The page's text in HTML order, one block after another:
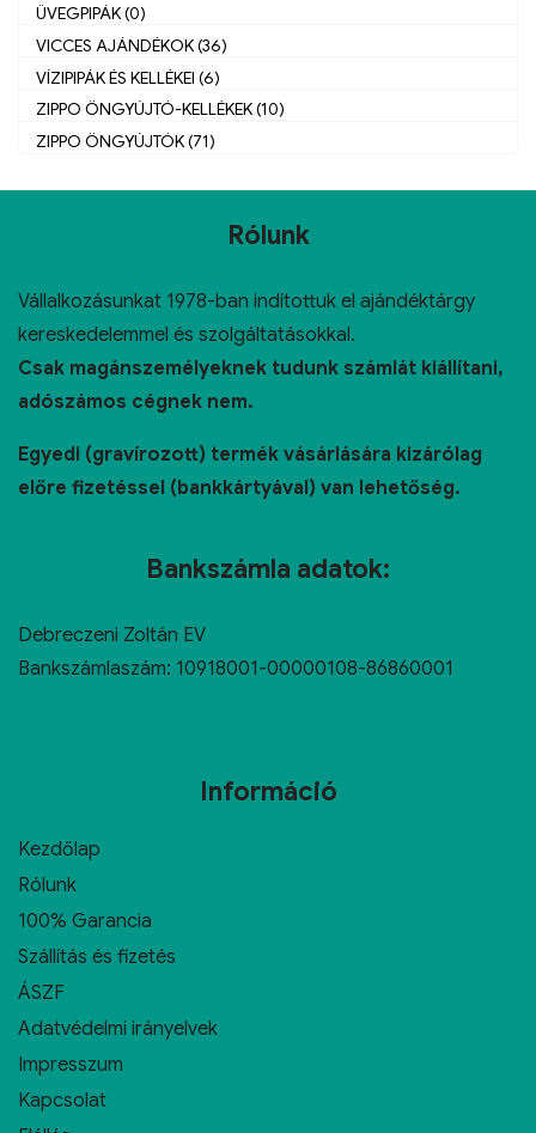
ÜVEGPIPÁK (0)
VICCES AJÁNDÉKOK (36)
VÍZIPIPÁK ÉS KELLÉKEI (6)
ZIPPO ÖNGYÚJTÓ-KELLÉKEK (10)
ZIPPO ÖNGYÚJTÓK (71)
Rólunk
Vállalkozásunkat 1978-ban indítottuk el ajándéktárgy
kereskedelemmel és szolgáltatásokkal.
Csak magánszemélyeknek tudunk számlát kiállítani,
adószámos cégnek nem.
Egyedi (gravírozott) termék vásárlására kizárólag
előre fizetéssel (bankkártyával) van lehetőség.
Bankszámla adatok:
Debreczeni Zoltán EV
Bankszámlaszám: 10918001-00000108-86860001
Információ
Kezdőlap
Rólunk
100% Garancia
Szállítás és fizetés
ÁSZF
Adatvédelmi irányelvek
Impresszum
Kapcsolat